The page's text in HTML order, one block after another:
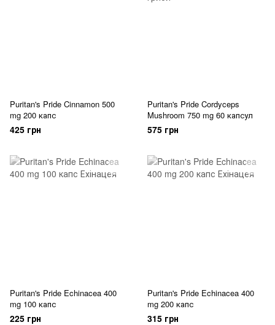
Puritan's Pride Cinnamon 500
mg 200 капс
425 грн
Puritan's Pride Cordyceps
Mushroom 750 mg 60 капсул
575 грн
Puritan's Pride Echinacea 400
mg 100 капс
225 грн
Puritan's Pride Echinacea 400
mg 200 капс
315 грн